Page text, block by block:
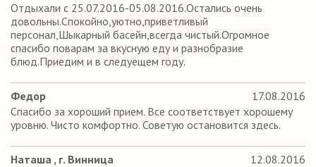
Отдыхали с 25.07.2016-05.08.2016.Остались очень
довольны.Спокойно,уютно,приветливый
персонал,Шыкарный басейн,всегда чистый.Огромное
спасибо поварам за вкусную еду и разнобразие
блюд.Приедим и в следуещем году.
Федор
17.08.2016
Спасибо за хороший прием. Все соответствует хорошему
уровню. Чисто комфортно. Советую остановится здесь.
Наташа , г. Винница
12.08.2016